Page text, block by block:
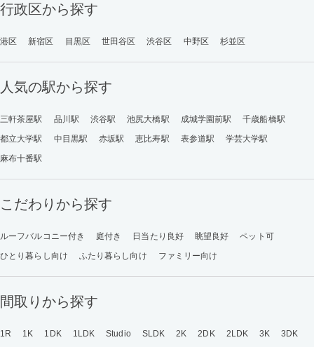
行政区から探す
港区 新宿区 目黒区 世田谷区 渋谷区 中野区 杉並区
人気の駅から探す
三軒茶屋駅 品川駅 渋谷駅 池尻大橋駅 成城学園前駅
千歳船橋駅
都立大学駅
中目黒駅 赤坂駅 恵比寿駅 表参道駅
学芸大学駅
麻布十番駅
こだわりから探す
ルーフバルコニー付き 庭付き 日当たり良好 眺望良好
ペット可
ひとり暮らし向け
ふたり暮らし向け ファミリー向け
間取りから探す
1R 1K 1DK 1LDK Studio SLDK 2K 2DK 2LDK 3K
3DK